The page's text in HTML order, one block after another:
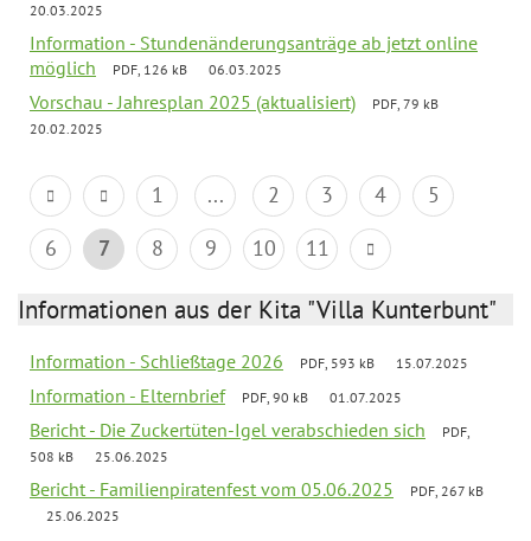
20.03.2025
Information - Stundenänderungsanträge ab jetzt online
möglich
PDF, 126 kB 06.03.2025
Vorschau - Jahresplan 2025 (aktualisiert)
PDF, 79 kB
20.02.2025
1 ... 2 3 4
5
6
7 8 9 10 11
Informationen aus der Kita "Villa Kunterbunt"
Information - Schließtage 2026 PDF, 593 kB 15.07.2025
Information - Elternbrief PDF, 90 kB 01.07.2025
Bericht - Die Zuckertüten-Igel verabschieden sich
PDF,
508 kB
25.06.2025
Bericht - Familienpiratenfest vom 05.06.2025
PDF, 267 kB
25.06.2025